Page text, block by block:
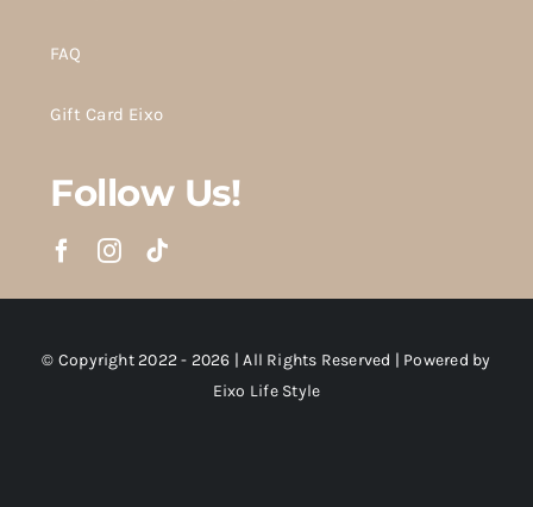
FAQ
Gift Card Eixo
Follow Us!
© Copyright 2022 - 2026 | All Rights Reserved | Powered by
Eixo Life Style